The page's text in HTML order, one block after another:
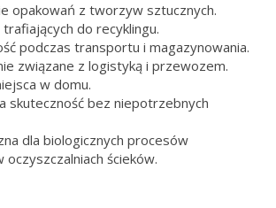
opakowań z tworzyw sztucznych.
do recyklingu.
podczas transportu i magazynowania.
związane z logistyką i przewozem.
w domu.
skuteczność bez niepotrzebnych
dla biologicznych procesów
oczyszczalniach ścieków.